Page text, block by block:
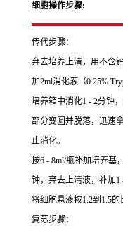
细胞操作步骤:
传代步骤：
弃去培养上清，用不含
加2ml消化液（0.25%
培养箱中消化1 - 2分钟
部分变圆并脱落，迅速
止消化。
按6 - 8ml/瓶补加培养基
钟，弃去上清液，补加1
将细胞悬液按1:2到1:5
复苏步骤：